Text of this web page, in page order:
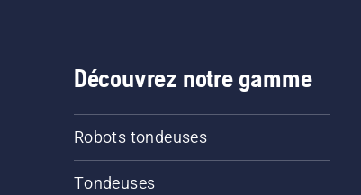
Découvrez notre gamme
Robots tondeuses
Tondeuses